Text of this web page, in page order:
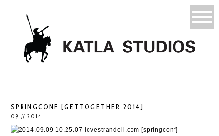
SPRINGCONF [GETTOGETHER 2014]
09 // 2014